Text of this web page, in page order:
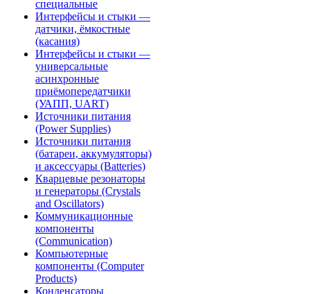
специальные
Интерфейсы и стыки —
датчики, ёмкостные
(касания)
Интерфейсы и стыки —
универсальные
асинхронные
приёмопередатчики
(УАПП, UART)
Источники питания
(Power Supplies)
Источники питания
(батареи, аккумуляторы)
и аксессуары (Batteries)
Кварцевые резонаторы
и генераторы (Crystals
and Oscillators)
Коммуникационные
компоненты
(Communication)
Компьютерные
компоненты (Computer
Products)
Конденсаторы